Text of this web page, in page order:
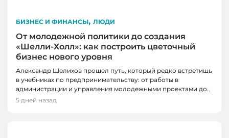
БИЗНЕС И ФИНАНСЫ, ЛЮДИ
От молодежной политики до создания
«Шелли-Холл»: как построить цветочный
бизнес нового уровня
Александр Шелихов прошел путь, который редко встретишь
в учебниках по предпринимательству: от работы в
администрации и управления молодежными проектами до..
5 дней назад